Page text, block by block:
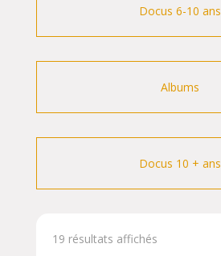
Docus 6-10 ans
Albums
Docus 10 + ans
19 résultats affichés